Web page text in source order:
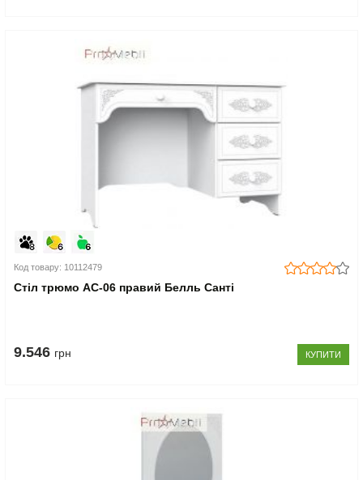
Код товару: 10112479
Стіл трюмо АС-06 правий Белль Санті
9.546 грн КУПИТИ